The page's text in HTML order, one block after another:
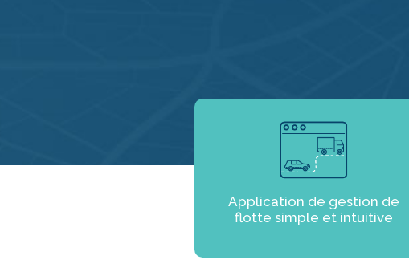
Application de gestion de
flotte simple et intuitive